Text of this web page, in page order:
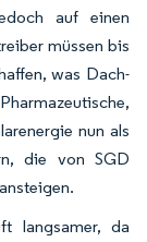
auf einen
müssen bis
was Dach-
nun als
die von SGD
langsamer, da